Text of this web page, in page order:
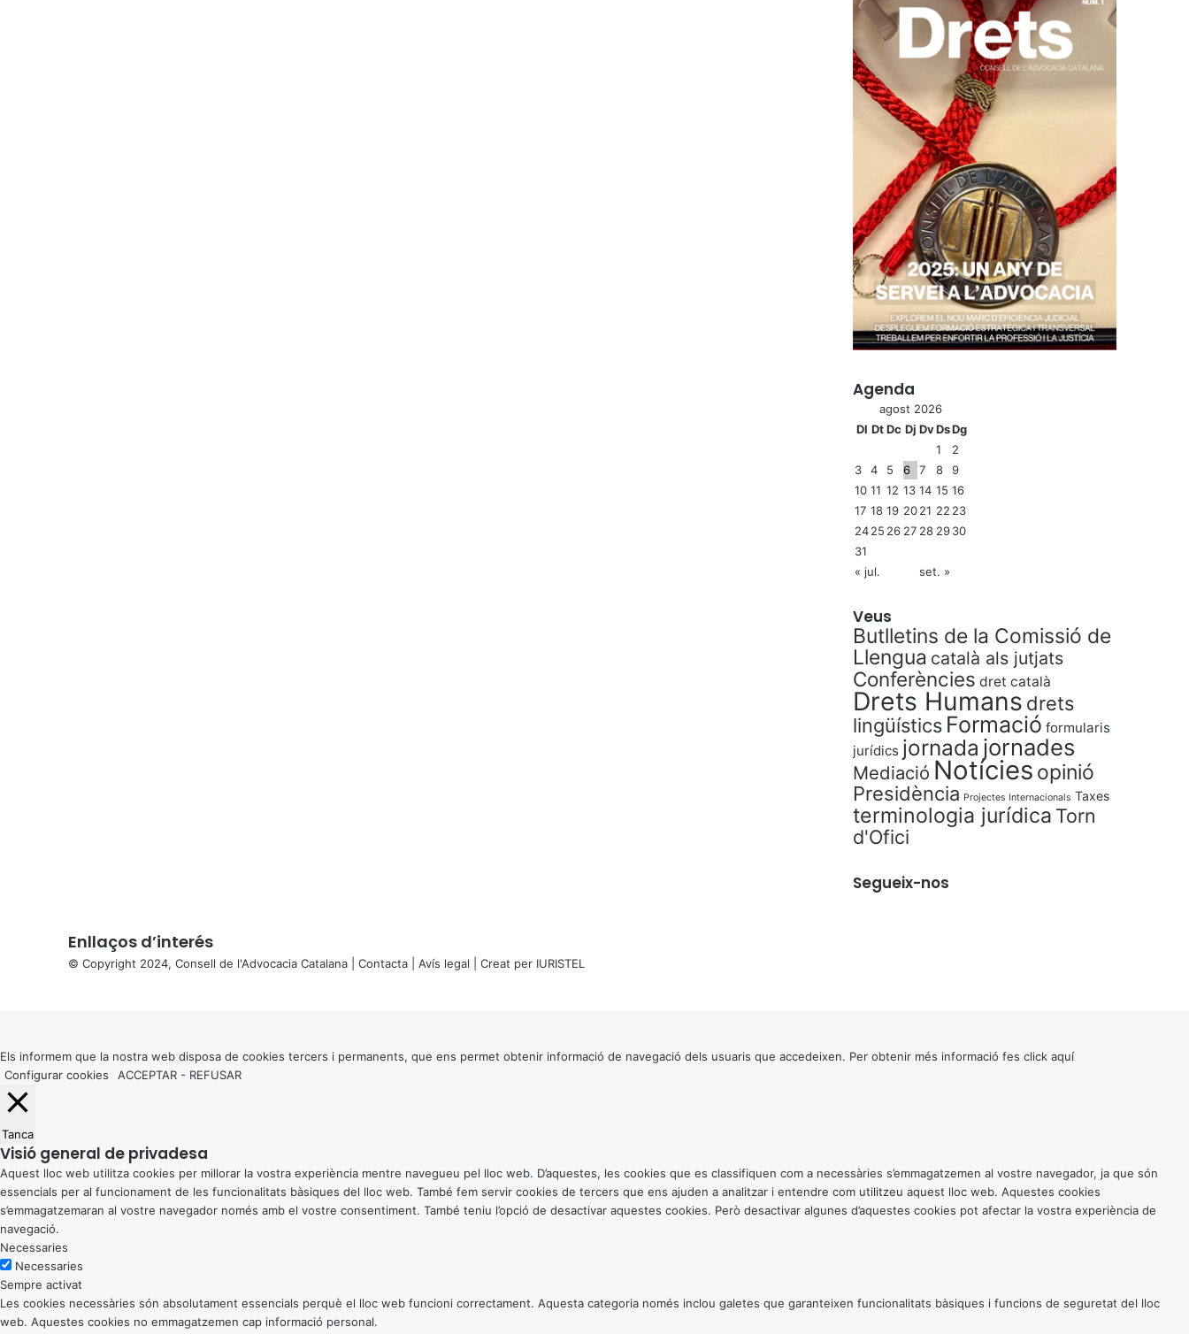
Agenda
agost 2026
Dl Dt Dc Dj DvDsDg
1
2
3
4 5 6 7 8
9
10 11 12 13 14 15 16
17 18 19 2021 22 23
2425 26 27 28 2930
31
« jul.
set. »
Veus
Butlletins de la Comissió de
Llengua català als jutjats
Conferències dret català
Drets Humans drets
lingüístics Formació formularis
jurídics jornada jornades
Mediació Notícies opinió
Presidència Projectes Internacionals Taxes
terminologia jurídica Torn
d'Ofici
Segueix-nos
Enllaços d’interés
© Copyright 2024, Consell de l'Advocacia Catalana | Contacta Avís legal | Creat per IURISTEL
button
Els informem que la nostra web disposa de cookies tercers i permanents, que ens permet obtenir informació de navegació dels usuaris que accedeixen. Per obtenir més informació fes click aquí
Configurar cookies
ACCEPTAR - REFUSAR
Tanca
Visió general de privadesa
Aquest lloc web utilitza cookies per millorar la vostra experiència mentre navegueu pel lloc web. D’aquestes, les cookies que es classifiquen com a necessàries s’emmagatzemen al vostre navegador, ja que són
essencials per al funcionament de les funcionalitats bàsiques del lloc web. També fem servir cookies de tercers que ens ajuden a analitzar i entendre com utilitzeu aquest lloc web. Aquestes cookies
s’emmagatzemaran al vostre navegador només amb el vostre consentiment. També teniu l’opció de desactivar aquestes cookies. Però desactivar algunes d’aquestes cookies pot afectar la vostra experiència de
navegació.
Necessaries
Necessaries
Sempre activat
Les cookies necessàries són absolutament essencials perquè el lloc web funcioni correctament. Aquesta categoria només inclou galetes que garanteixen funcionalitats bàsiques i funcions de seguretat del lloc
web. Aquestes cookies no emmagatzemen cap informació personal.